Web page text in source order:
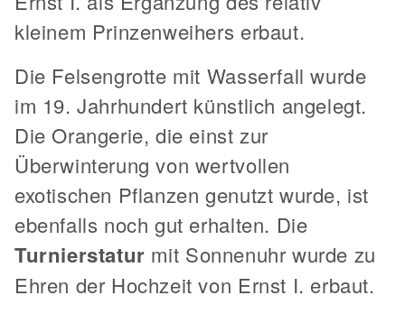
kleinem Prinzenweihers erbaut.
Die Felsengrotte mit Wasserfall wurde
im 19. Jahrhundert künstlich angelegt.
Die Orangerie, die einst zur
Überwinterung von wertvollen
exotischen Pflanzen genutzt wurde, ist
ebenfalls noch gut erhalten. Die
Turnierstatur mit Sonnenuhr wurde zu
Ehren der Hochzeit von Ernst I. erbaut.